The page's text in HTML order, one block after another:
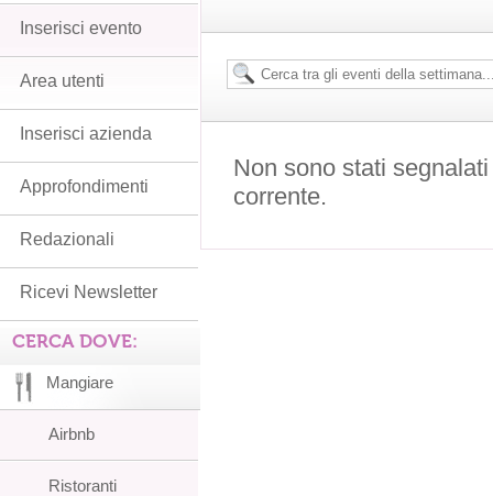
Non sono stati
corrente.
Inserisci evento
Area utenti
Inserisci azienda
Approfondimenti
Redazionali
Ricevi Newsletter
CERCA DOVE:
Mangiare
Airbnb
Ristoranti